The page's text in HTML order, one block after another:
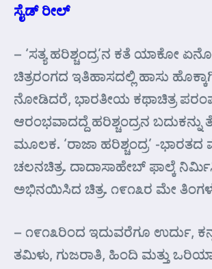
ಸೈಡ್ ರೀಲ್
– ‘ಸತ್ಯ ಹರಿಶ್ಚಂದ್ರ’ನ ಕತೆ ಯಾಕೋ
ಚಿತ್ರರಂಗದ ಇತಿಹಾಸದಲ್ಲಿ ಹಾಸು
ನೋಡಿದರೆ, ಭಾರತೀಯ ಕಥಾಚಿತ್ರ
ಆರಂಭವಾದದ್ದೆ ಹರಿಶ್ಚಂದ್ರನ ಬದುಕನ್ನು
ಮೂಲಕ. ‘ರಾಜಾ ಹರಿಶ್ಚಂದ್ರ’ -
ಚಲನಚಿತ್ರ. ದಾದಾಸಾಹೇಬ್ ಫಾಲ್ಕೆ
ಅಭಿನಯಿಸಿದ ಚಿತ್ರ. ೧೯೧೩ರ ಮೇ
– ೧೯೧೩ರಿಂದ ಇದುವರೆಗೂ ಉರ್ದು,
ತಮಿಳು, ಗುಜರಾತಿ, ಹಿಂದಿ ಮತ್ತು